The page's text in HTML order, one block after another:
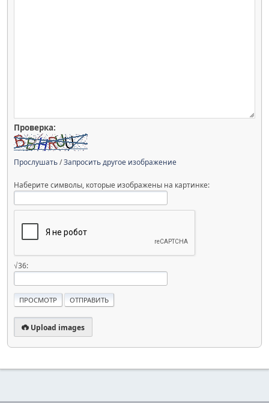
Проверка:
Прослушать/Запросить другое изображение
Наберите символы, которые изображены на картинке:
√36:
Upload images